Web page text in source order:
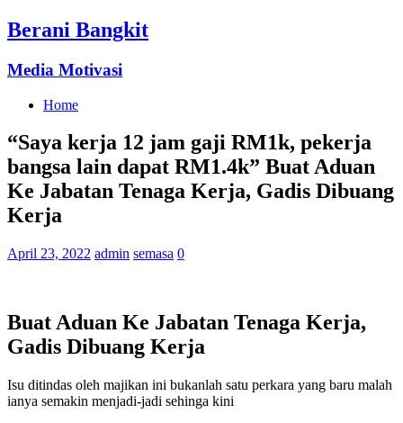
Berani Bangkit
Media Motivasi
Home
“Saya kerja 12 jam gaji RM1k, pekerja
bangsa lain dapat RM1.4k” Buat Aduan
Ke Jabatan Tenaga Kerja, Gadis Dibuang
Kerja
April 23, 2022 admin semasa 0
Buat Aduan Ke Jabatan Tenaga Kerja,
Gadis Dibuang Kerja
Isu ditindas oleh majikan ini bukanlah satu perkara yang baru malah
ianya semakin menjadi-jadi sehinga kini